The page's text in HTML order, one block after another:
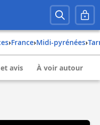
› france› midi-pyrénées›
avis À voir autour